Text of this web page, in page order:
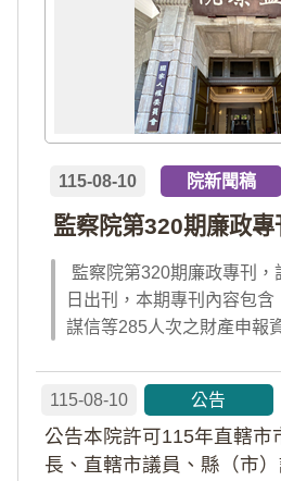
監察院第320期廉政專
115-08-10 院新聞稿
監察院第320期廉政專刊，
日出刊，本期專刊內容包
謀信等285人次之財產申報
網」查閱；專刊完整內容，
頁「公告園地」內「廉政專
申報公告資料」查閱。
115-08-10 公告
公告本院許可115年直轄市
長、直轄市議員、縣（市